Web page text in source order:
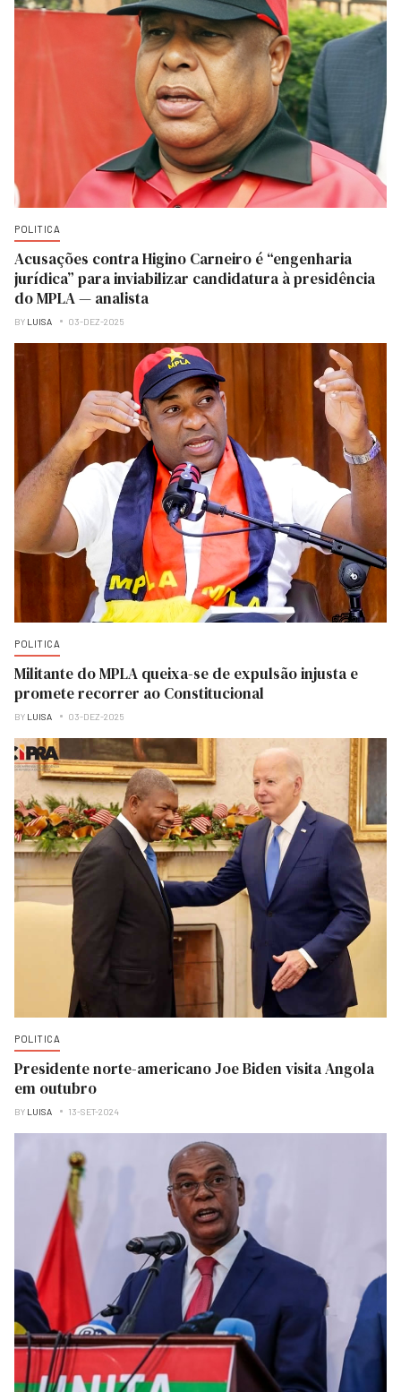
POLITICA
Acusações contra Higino Carneiro é “engenharia
jurídica” para inviabilizar candidatura à presidência
do MPLA — analista
BY LUISA 03-DEZ-2025
POLITICA
Militante do MPLA queixa-se de expulsão injusta e
promete recorrer ao Constitucional
BY LUISA 03-DEZ-2025
POLITICA
Presidente norte-americano Joe Biden visita Angola
em outubro
BY LUISA 13-SET-2024